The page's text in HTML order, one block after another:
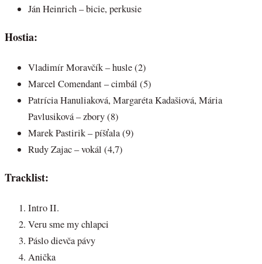
Ján Heinrich – bicie, perkusie
Hostia:
Vladimír Moravčík – husle (2)
Marcel Comendant – cimbál (5)
Patrícia Hanuliaková, Margaréta Kadašiová, Mária
Pavlusiková – zbory (8)
Marek Pastirik – píšťala (9)
Rudy Zajac – vokál (4,7)
Tracklist:
Intro II.
Veru sme my chlapci
Páslo dievča pávy
Anička